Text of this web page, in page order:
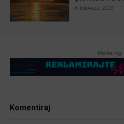
6 kolovoza, 2026
-Marketing-
Komentiraj